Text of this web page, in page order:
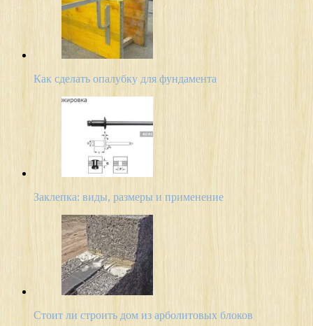
Как сделать опалубку для фундамента
Заклепка: виды, размеры и применение
Стоит ли строить дом из арболитовых блоков